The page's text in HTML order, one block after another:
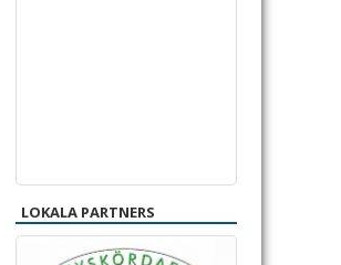
LOKALA PARTNERS